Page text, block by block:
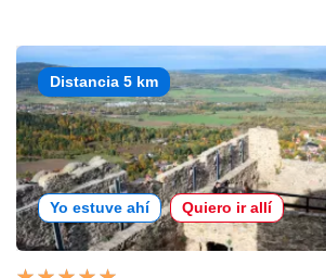
Distancia 5 km
Yo estuve ahí Quiero ir allí